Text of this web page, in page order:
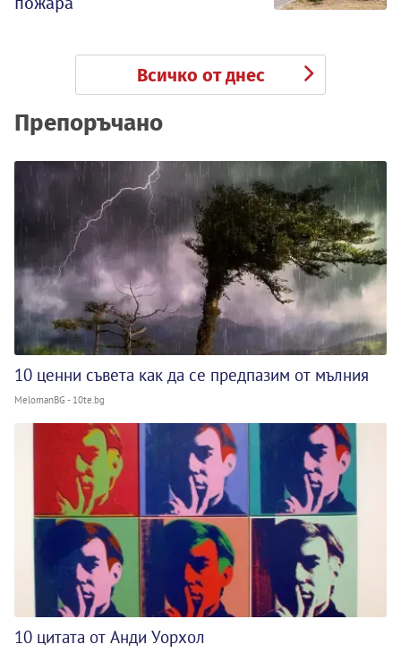
Всичко от днес
Препоръчано
10 ценни съвета как да се предпазим от мълния
MelomanBG - 10te.bg
10 цитата от Анди Уорхол